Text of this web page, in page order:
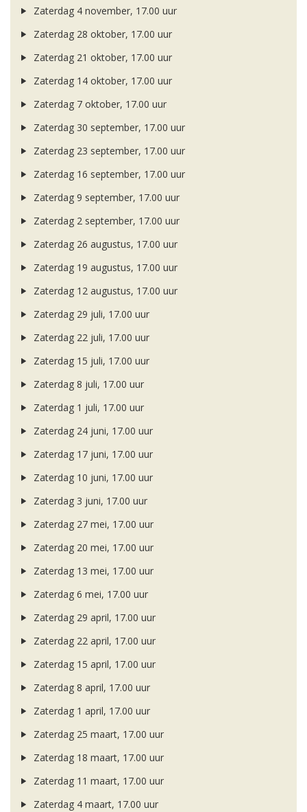
Zaterdag 4 november, 17.00 uur
Zaterdag 28 oktober, 17.00 uur
Zaterdag 21 oktober, 17.00 uur
Zaterdag 14 oktober, 17.00 uur
Zaterdag 7 oktober, 17.00 uur
Zaterdag 30 september, 17.00 uur
Zaterdag 23 september, 17.00 uur
Zaterdag 16 september, 17.00 uur
Zaterdag 9 september, 17.00 uur
Zaterdag 2 september, 17.00 uur
Zaterdag 26 augustus, 17.00 uur
Zaterdag 19 augustus, 17.00 uur
Zaterdag 12 augustus, 17.00 uur
Zaterdag 29 juli, 17.00 uur
Zaterdag 22 juli, 17.00 uur
Zaterdag 15 juli, 17.00 uur
Zaterdag 8 juli, 17.00 uur
Zaterdag 1 juli, 17.00 uur
Zaterdag 24 juni, 17.00 uur
Zaterdag 17 juni, 17.00 uur
Zaterdag 10 juni, 17.00 uur
Zaterdag 3 juni, 17.00 uur
Zaterdag 27 mei, 17.00 uur
Zaterdag 20 mei, 17.00 uur
Zaterdag 13 mei, 17.00 uur
Zaterdag 6 mei, 17.00 uur
Zaterdag 29 april, 17.00 uur
Zaterdag 22 april, 17.00 uur
Zaterdag 15 april, 17.00 uur
Zaterdag 8 april, 17.00 uur
Zaterdag 1 april, 17.00 uur
Zaterdag 25 maart, 17.00 uur
Zaterdag 18 maart, 17.00 uur
Zaterdag 11 maart, 17.00 uur
Zaterdag 4 maart, 17.00 uur